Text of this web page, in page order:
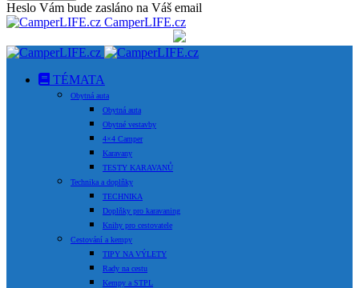
Heslo Vám bude zasláno na Váš email
CamperLIFE.cz
TÉMATA
Obytná auta
Obytná auta
Obytné vestavby
4×4 Camper
Karavany
TESTY KARAVANŮ
Technika a doplňky
TECHNIKA
Doplňky pro karavaning
Knihy pro cestovatele
Cestování a kempy
TIPY NA VÝLETY
Rady na cestu
Kempy a STPL